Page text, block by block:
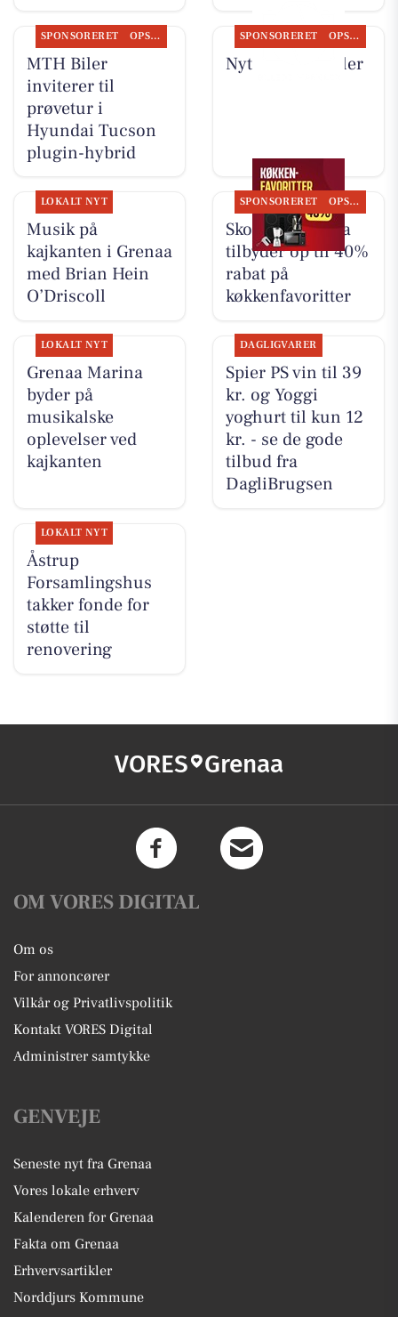
SPONSORERET OPSLAGSTAVLEN
MTH Biler
inviterer til
prøvetur i
Hyundai Tucson
plugin-hybrid
SPONSORERET OPSLAGSTAVLEN
Nyt fra MTH Biler
LOKALT NYT
Musik på
kajkanten i Grenaa
med Brian Hein
O’Driscoll
SPONSORERET OPSLAGSTAVLEN
Skousen Grenaa
tilbyder op til 40%
rabat på
køkkenfavoritter
LOKALT NYT
Grenaa Marina
byder på
musikalske
oplevelser ved
kajkanten
DAGLIGVARER
Spier PS vin til 39
kr. og Yoggi
yoghurt til kun 12
kr. - se de gode
tilbud fra
DagliBrugsen
LOKALT NYT
Åstrup
Forsamlingshus
takker fonde for
støtte til
renovering
VORES Grenaa
OM VORES DIGITAL
Om os
For annoncører
Vilkår og Privatlivspolitik
Kontakt VORES Digital
Administrer samtykke
GENVEJE
Seneste nyt fra Grenaa
Vores lokale erhverv
Kalenderen for Grenaa
Fakta om Grenaa
Erhvervsartikler
Norddjurs Kommune